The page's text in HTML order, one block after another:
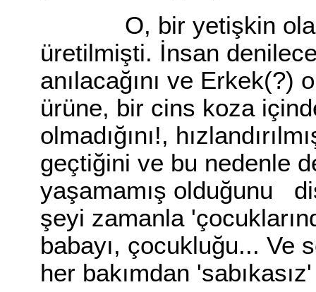
O, bir yetişkin
üretilmişti. İnsan
anılacağını ve Erkek(?)
ürüne, bir cins koza
olmadığını!,
geçtiğini ve bu nedenle
yaşamamış olduğunu
şeyi zamanla
babayı, çocukluğu... Ve
her bakımdan